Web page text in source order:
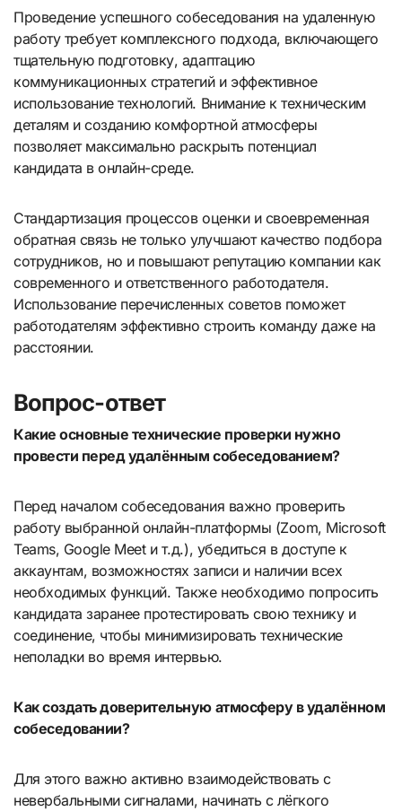
Проведение успешного собеседования на удаленную
работу требует комплексного подхода, включающего
тщательную подготовку, адаптацию
коммуникационных стратегий и эффективное
использование технологий. Внимание к техническим
деталям и созданию комфортной атмосферы
позволяет максимально раскрыть потенциал
кандидата в онлайн-среде.
Стандартизация процессов оценки и своевременная
обратная связь не только улучшают качество подбора
сотрудников, но и повышают репутацию компании как
современного и ответственного работодателя.
Использование перечисленных советов поможет
работодателям эффективно строить команду даже на
расстоянии.
Вопрос-ответ
Какие основные технические проверки нужно
провести перед удалённым собеседованием?
Перед началом собеседования важно проверить
работу выбранной онлайн-платформы (Zoom, Microsoft
Teams, Google Meet и т.д.), убедиться в доступе к
аккаунтам, возможностях записи и наличии всех
необходимых функций. Также необходимо попросить
кандидата заранее протестировать свою технику и
соединение, чтобы минимизировать технические
неполадки во время интервью.
Как создать доверительную атмосферу в удалённом
собеседовании?
Для этого важно активно взаимодействовать с
невербальными сигналами, начинать с лёгкого